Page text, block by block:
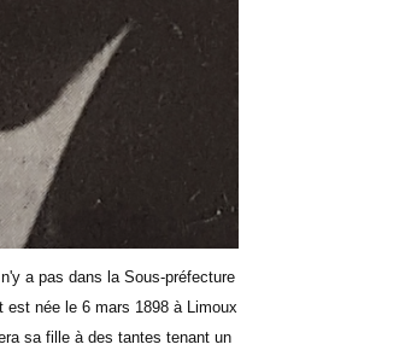
a pas dans la Sous-préfecture
née le 6 mars 1898 à Limoux
sa fille à des tantes tenant un